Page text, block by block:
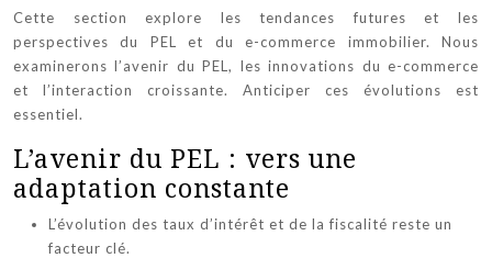
Cette section explore les tendances futures et les
perspectives du PEL et du e-commerce immobilier. Nous
examinerons l’avenir du PEL, les innovations du e-commerce
et l’interaction croissante. Anticiper ces évolutions est
essentiel.
L’avenir du PEL : vers une
adaptation constante
L’évolution des taux d’intérêt et de la fiscalité reste un
facteur clé.